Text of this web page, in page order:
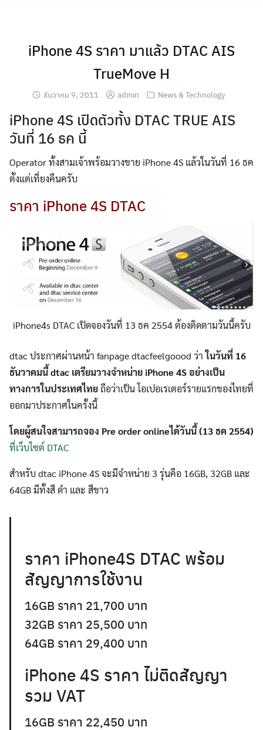
iPhone 4S ราคา มาแล้ว DTAC AIS
TrueMove H
ธันวาคม 9, 2011 admin News & Technology
iPhone 4S เปิดตัวทั้ง DTAC TRUE AIS
วันที่ 16 ธค นี้
Operator ทั้งสามเจ้าพร้อมวางขาย iPhone 4S แล้วในวันที่ 16 ธค
ตั้งแต่เที่ยงคืนครับ
ราคา iPhone 4S DTAC
iPhone4s DTAC เปิดจองวันที่ 13 ธค 2554 ต้องติดตามวันนี้ครับ
dtac ประกาศผ่านหน้า fanpage dtacfeelgoood ว่าในวันที่ 16
ธันวาคมนี้ dtac เตรียมวางจำหน่าย iPhone 4S อย่างเป็น
ทางการในประเทศไทยถือว่าเป็น โอเปอเรเตอร์รายแรกของไทยที่
ออกมาประกาศในครั้งนี้
โดยผู้สนใจสามารถจอง Pre order onlineได้วันนี้ (13 ธค 2554)
ที่เว็บไซต์ DTAC
สำหรับ dtac iPhone 4S จะมีจำหน่าย 3 รุ่นคือ 16GB, 32GB และ
64GB มีทั้งสี ดำ และ สีขาว
ราคา iPhone4S DTAC พร้อม
สัญญาการใช้งาน
16GB ราคา 21,700 บาท
32GB ราคา 25,500 บาท
64GB ราคา 29,400 บาท
iPhone 4S ราคา ไม่ติดสัญญา
รวม VAT
16GB ราคา 22,450 บาท